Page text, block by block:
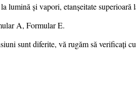
lumină și vapori, etanșeitate
A, Formular E.
sunt diferite, vă rugăm să verificați